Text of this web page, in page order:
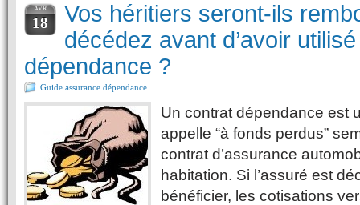
AVR
18
Vos héritiers seront-ils
décédez avant d’avoir
dépendance ?
Guide assurance dépendance
Un contrat dépendance est
appelle “à fonds perdus”
contrat d’assurance
habitation. Si l’assuré est
bénéficier, les cotisations